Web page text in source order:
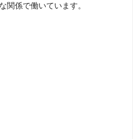
関係で働いています。